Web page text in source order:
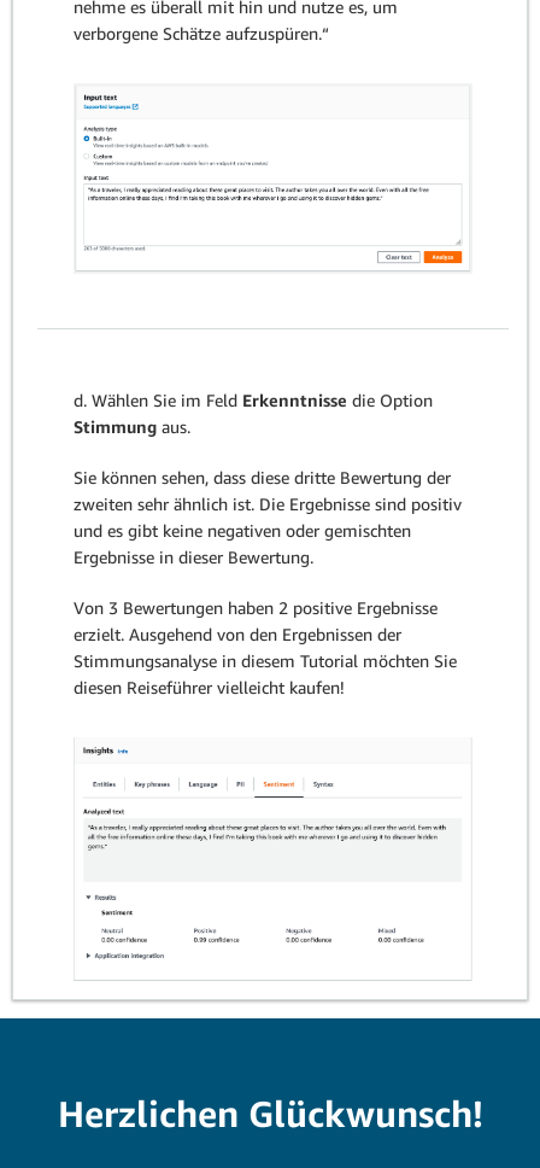
nehme es überall mit hin und nutze es, um
verborgene Schätze aufzuspüren.“
d. Wählen Sie im Feld Erkenntnisse die Option
Stimmung aus.
Sie können sehen, dass diese dritte Bewertung der
zweiten sehr ähnlich ist. Die Ergebnisse sind positiv
und es gibt keine negativen oder gemischten
Ergebnisse in dieser Bewertung.
Von 3 Bewertungen haben 2 positive Ergebnisse
erzielt. Ausgehend von den Ergebnissen der
Stimmungsanalyse in diesem Tutorial möchten Sie
diesen Reiseführer vielleicht kaufen!
Herzlichen Glückwunsch!